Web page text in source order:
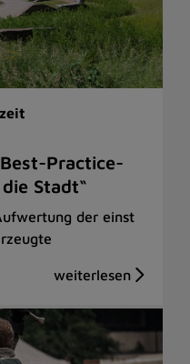
Practice-
Stadt“
der einst